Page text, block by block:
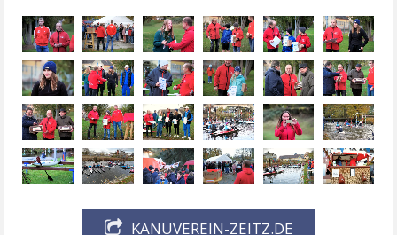
KANUVEREIN-ZEITZ.DE